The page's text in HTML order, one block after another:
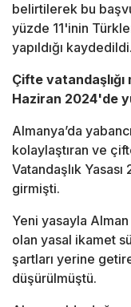
belirtilerek bu
yüzde 11'inin
yapıldığı kaydedildi.
Çifte vatandaşlığı
Haziran 2024'de
Almanya’da
kolaylaştıran ve
Vatandaşlık
girmişti.
Yeni yasayla
olan yasal ikamet
şartları yerine
düşürülmüştü.